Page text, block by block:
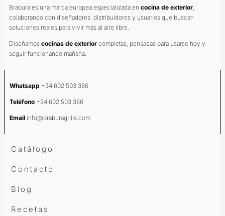
Brabura es una marca europea especializada en cocina de exterior
colaborando con diseñadores, distribuidores y usuarios que buscan
soluciones reales para vivir más al aire libre.
Diseñamos cocinas de exterior completas, pensadas para usarse hoy y
seguir funcionando mañana.
Whatsapp +34 602 503 366
Teléfono +34 602 503 366
Email info@braburagrills.com
Catálogo
Contacto
Blog
Recetas